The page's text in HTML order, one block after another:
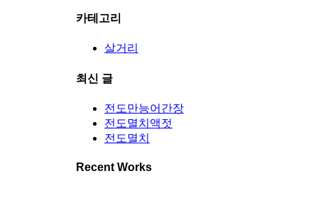
카테고리
살거리
최신 글
전도만능어간장
전도멸치액젓
전도멸치
Recent Works